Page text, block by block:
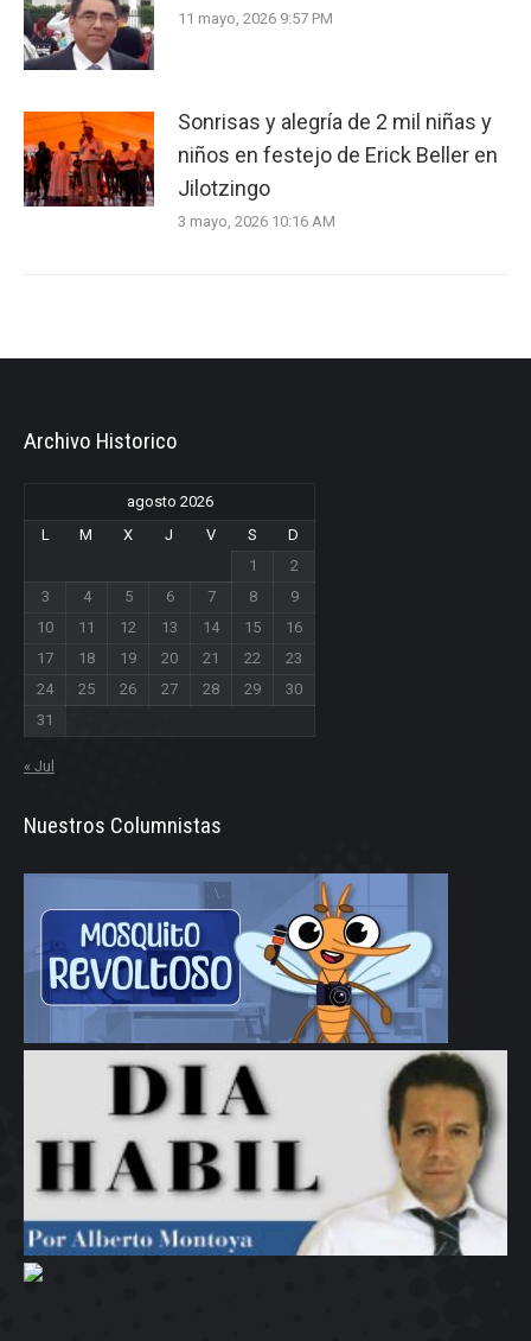
11 mayo, 2026 9:57 PM
Sonrisas y alegría de 2 mil niñas y
niños en festejo de Erick Beller en
Jilotzingo
3 mayo, 2026 10:16 AM
Archivo Historico
agosto 2026
L
M X J V S
D
1
2
3
4 5 6 7 8
9
10
11 12 13 14 15
16
17
18 19 20 21 22
23
24
25 26 27 28 29
30
31
« Jul
Nuestros Columnistas